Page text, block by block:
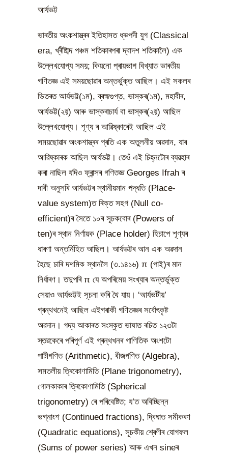
আৰ্যভট্ট
ভাৰতীয় অংকশাস্ত্ৰৰ ইতিহাসত ধ্ৰুপদী যুগ (Classical
era, খ্ৰীষ্টাব্দ পঞ্চম শতিকাৰপৰা দ্বাদশ শতিকালৈ) এক
উল্লেখযোগ্য সময়; কিয়নো প্ৰায়ভাগ বিখ্যাত ভাৰতীয়
গণিতজ্ঞ এই সময়ছোৱাৰ অন্তৰ্ভুক্ত আছিল। এই সকলৰ
ভিতৰত আৰ্যভট্ট(১ম), ব্ৰহ্মগুপ্ত, ভাস্কৰ(১ম), মহাবীৰ,
আৰ্যভট্ট(২য়) আৰু ভাস্কৰাচাৰ্য বা ভাস্কৰ(২য়) আছিল
উল্লেখযোগ্য। শূণ্য ৰ আৱিষ্কাৰেই আছিল এই
সময়ছোৱাৰ অংকশাস্ত্ৰৰ প্ৰতি এক অতুলনীয় অৱদান, যাৰ
আৱিষ্কাৰক আছিল আৰ্যভট্ট। তেওঁ এই চিহ্নটোৰ ব্যৱহাৰ
কৰা নাছিল যদিও ফ্ৰান্সৰ গণিতজ্ঞ Georges Ifrah ৰ
দাবী অনুসৰি আৰ্যভট্টৰ স্থানীয়মান পদ্ধতি (Place-
value system)ত ৰিক্ত সহগ (Null co-
efficient)ৰ সৈতে ১০ৰ সূচকবোৰ (Powers of
ten)ৰ স্থান নিৰ্ণায়ক (Place holder) হিচাপে শূণ্যৰ
ধাৰণা অন্তৰ্নিহিত আছিল। আৰ্যভট্টৰ আন এক অৱদান
হৈছে চাৰি দশমিক স্থানলৈ (৩.১৪১৬) π (পাই)ৰ মান
নিৰ্ধাৰণ। তদুপৰি π যে অপৰিমেয় সংখ্যাৰ অন্তৰ্ভুক্ত
সেয়াও আৰ্যভট্টই সূচনা কৰি থৈ যায়। ‘আৰ্যভটীয়’
গ্ৰন্থখনেই আছিল এইগৰাকী গণিতজ্ঞৰ সৰ্বোৎকৃষ্ট
অৱদান। গদ্য আকাৰত সংস্কৃত ভাষাত ৰচিত ১২৩টা
স্তৱকেৰে পৰিপূৰ্ণ এই গ্ৰন্থখনৰ গাণিতিক অংশটো
পাটীগণিত (Arithmetic), বীজগণিত (Algebra),
সমতলীয় ত্ৰিকোণামিতি (Plane trigonometry),
গোলকাকাৰ ত্ৰিকোণামিতি (Spherical
trigonometry) ৰে পৰিবেষ্টিত; য’ত অবিচ্ছিন্ন
ভগ্নাংশ (Continued fractions), দ্বিঘাত সমীকৰণ
(Quadratic equations), সূচকীয় শ্ৰেণীৰ যোগফল
(Sums of power series) আৰু এখন sineৰ